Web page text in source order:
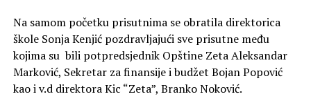
Na samom početku prisutnima se obratila direktorica
škole Sonja Kenjić pozdravljajući sve prisutne među
kojima su bili potpredsjednik Opštine Zeta Aleksandar
Marković, Sekretar za finansije i budžet Bojan Popović
kao i v.d direktora Kic “Zeta”, Branko Noković.